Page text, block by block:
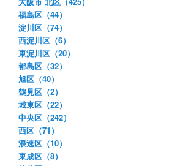
福島区（44）
淀川区（74）
西淀川区（6）
東淀川区（20）
都島区（32）
旭区（40）
鶴見区（2）
城東区（22）
中央区（242）
西区（71）
浪速区（10）
東成区（8）